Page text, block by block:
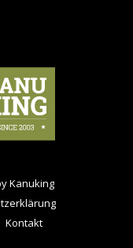
Kanuking
Kontakt